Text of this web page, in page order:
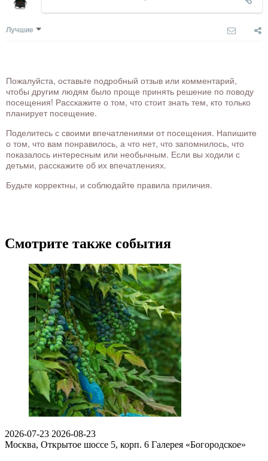
Лучшие
Пожалуйста, оставьте подробный отзыв или комментарий,
чтобы другим людям было проще принять решение по поводу
посещения! Расскажите о том, что стоит знать тем, кто только
планирует посещение.
Поделитесь с своими впечатлениями от посещения. Напишите
о том, что вам понравилось, а что нет, что запомнилось, что
показалось интересным или необычным. Если вы ходили с
детьми, расскажите об их впечатлениях.
Будьте корректны, и соблюдайте правила приличия.
Смотрите также события
2026-07-23 2026-08-23
Москва, Открытое шоссе 5, корп. 6 Галерея «Богородское»